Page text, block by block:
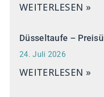
WEITERLESEN »
Düsseltaufe –
24. Juli 2026
WEITERLESEN »